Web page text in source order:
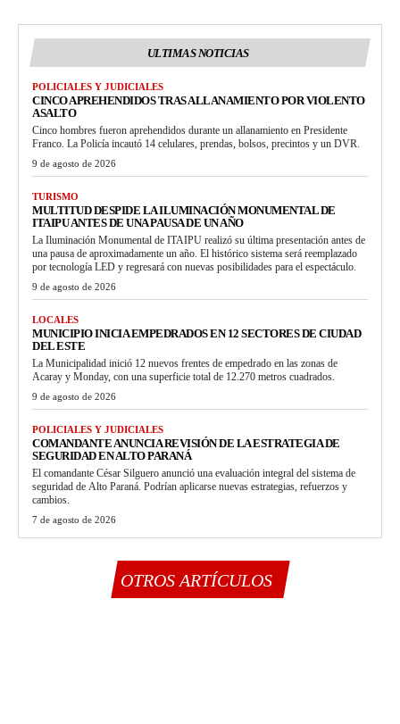
ULTIMAS NOTICIAS
POLICIALES Y JUDICIALES
CINCO APREHENDIDOS TRAS ALLANAMIENTO POR VIOLENTO
ASALTO
Cinco hombres fueron aprehendidos durante un allanamiento en Presidente
Franco. La Policía incautó 14 celulares, prendas, bolsos, precintos y un DVR.
9 de agosto de 2026
TURISMO
MULTITUD DESPIDE LA ILUMINACIÓN MONUMENTAL DE
ITAIPU ANTES DE UNA PAUSA DE UN AÑO
La Iluminación Monumental de ITAIPU realizó su última presentación antes de
una pausa de aproximadamente un año. El histórico sistema será reemplazado
por tecnología LED y regresará con nuevas posibilidades para el espectáculo.
9 de agosto de 2026
LOCALES
MUNICIPIO INICIA EMPEDRADOS EN 12 SECTORES DE CIUDAD
DEL ESTE
La Municipalidad inició 12 nuevos frentes de empedrado en las zonas de
Acaray y Monday, con una superficie total de 12.270 metros cuadrados.
9 de agosto de 2026
POLICIALES Y JUDICIALES
COMANDANTE ANUNCIA REVISIÓN DE LA ESTRATEGIA DE
SEGURIDAD EN ALTO PARANÁ
El comandante César Silguero anunció una evaluación integral del sistema de
seguridad de Alto Paraná. Podrían aplicarse nuevas estrategias, refuerzos y
cambios.
7 de agosto de 2026
OTROS ARTÍCULOS